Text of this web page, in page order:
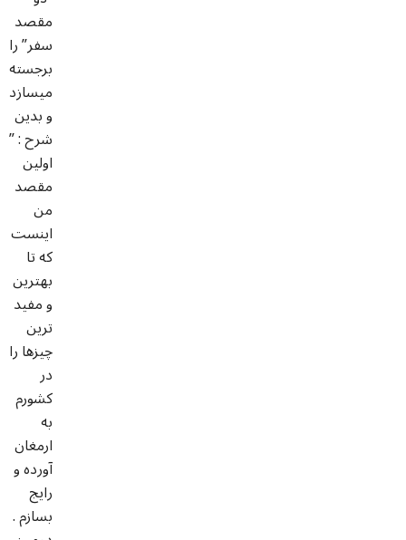
مقصد
سفر” را
برجسته
میسازد
و بدین
شرح : ”
اولین
مقصد
من
اینست
که تا
بهترین
و مفید
ترین
چیزها را
در
کشورم
به
ارمغان
آورده و
رایج
بسازم .